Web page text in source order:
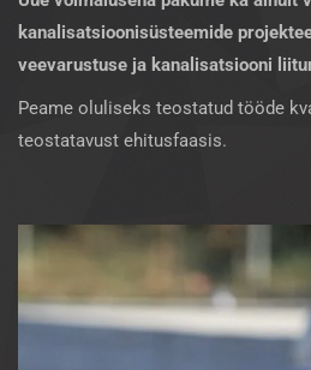
kanalisatsioonisüsteemide
veevarustuse ja kanalisatsiooni
Peame oluliseks teostatud tööde
teostatavust ehitusfaasis.